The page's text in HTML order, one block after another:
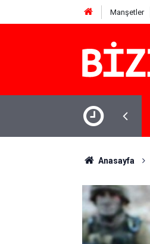
Manşetler
Anasayfa